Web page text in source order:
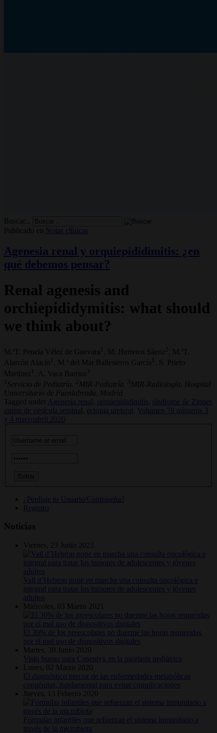
Buscar...
Publicado en
Notas clínicas
Agenesia renal y orquiepididimitis: ¿en
qué debemos pensar?
Renal agenesis and
orchiepididymitis: what should
we think about?
M.ªT. Penela Vélez de Guevara 1 , M. Herreros Sáenz
, M.ªT.
Alarcón Alacio 1 , M.ª del Mar Ballesteros García 1
, S. Prieto
Martínez 1 , A. Vaca Barrios 3
1 Servicio de Pediatría. 2 MIR-Pediatría. 3 MIR-Radiología. Hospital
Universitario de Fuenlabrada. Madrid
Tagged under
Agenesia renal, orquiepididimitis, síndrome de Zinner,
quiste de vesícula seminal,
ectopia ureteral,
Volumen 78 números 3
y 4 marzoabril 2020
¿Perdiste tu Usuario/Contraseña?
Registro
Noticias
Viernes, 23 Junio 2023
Vall d’Hebron pone en marcha una consulta oncológica e
integral para tratar los tumores de adolescentes y jóvenes
adultos
Miércoles, 03 Marzo 2021
El 30% de los preescolares no duerme las horas requeridas
por el mal uso de dispositivos digitales
Martes, 30 Junio 2020
Visto bueno para Cosentyx en la psoriasis pediátrica
Lunes, 02 Marzo 2020
El diagnóstico precoz de las enfermedades metabólicas
congénitas, fundamental para evitar complicaciones
Jueves, 13 Febrero 2020
Fórmulas infantiles que refuerzan el sistema inmunitario a
través de la microbiota